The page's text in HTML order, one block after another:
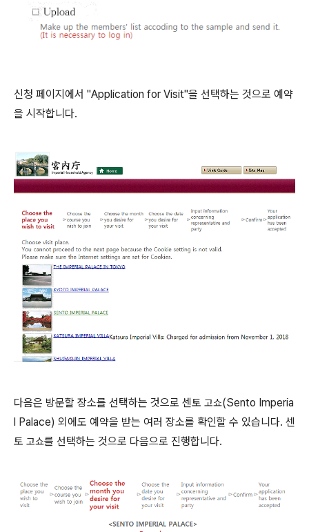
신청 페이지에서 "Application for Visit"을 선택하는 것으로 예약
을 시작합니다.
다음은 방문할 장소를 선택하는 것으로 센토 고쇼(Sento Imperia
l Palace) 외에도 예약을 받는 여러 장소를 확인할 수 있습니다. 센
토 고쇼를 선택하는 것으로 다음으로 진행합니다.